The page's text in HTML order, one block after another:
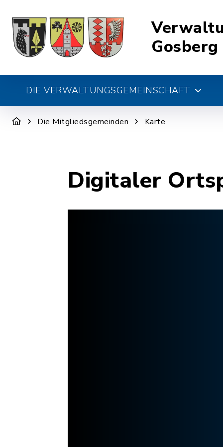
Gosberg
DIE VERWALTUNGSGEMEINSCHAFT
Die Mitgliedsgemeinden Karte
Digitaler